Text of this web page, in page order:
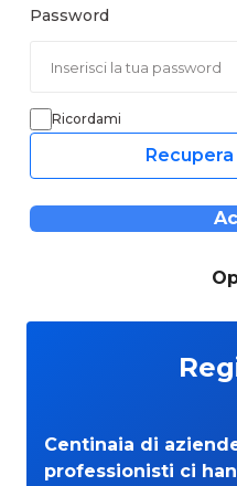
Password
Ricordami
Centinaia di
professionisti ci